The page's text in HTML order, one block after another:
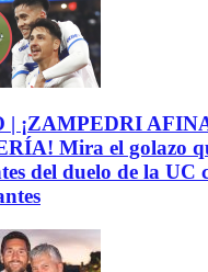
| ¡ZAMPEDRI
Mira el golazo
del duelo de la UC